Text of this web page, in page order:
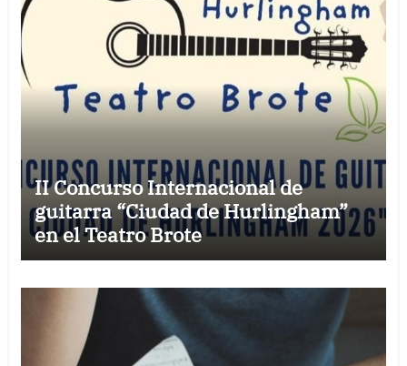
II Concurso Internacional de
guitarra “Ciudad de Hurlingham”
en el Teatro Brote